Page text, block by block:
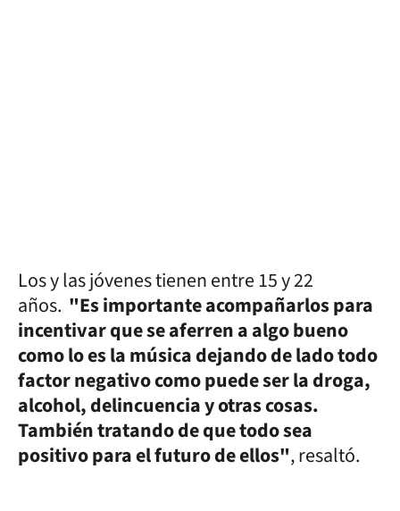
Los y las jóvenes tienen entre 15 y 22
años. "Es importante acompañarlos para
incentivar que se aferren a algo bueno
como lo es la música dejando de lado todo
factor negativo como puede ser la droga,
alcohol, delincuencia y otras cosas.
También tratando de que todo sea
positivo para el futuro de ellos", resaltó.